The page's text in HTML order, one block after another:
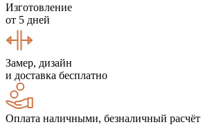
Изготовление
от 5 дней
Замер, дизайн
и доставка бесплатно
Оплата наличными, безналичный расчёт